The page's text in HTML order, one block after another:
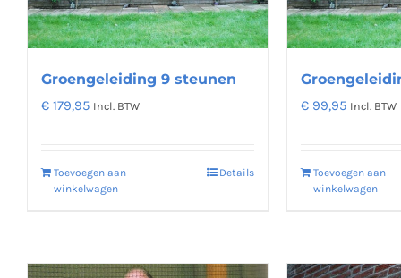
Groengeleiding 9 steunen
€ 179,95 Incl. BTW
Toevoegen aan
winkelwagen
Details
€ 99,95 Incl. BTW
Toevoegen aan
winkelwagen